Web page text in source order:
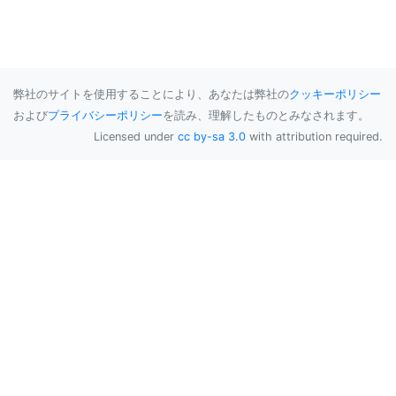
弊社のサイトを使用することにより、あなたは弊社のクッキーポリシー
およびプライバシーポリシーを読み、理解したものとみなされます。
Licensed under cc by-sa 3.0 with attribution required.